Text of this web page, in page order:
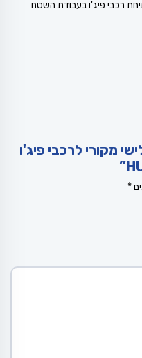
רכבי פיג'ו בעבודת השטח
מקורי לרכבי פיג'ו
*